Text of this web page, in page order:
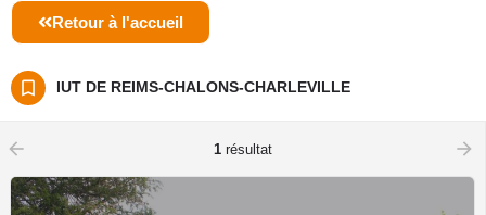
Retour à l'accueil
IUT DE REIMS-CHALONS-CHARLEVILLE
arrow_backward 1résultat arrow_forward